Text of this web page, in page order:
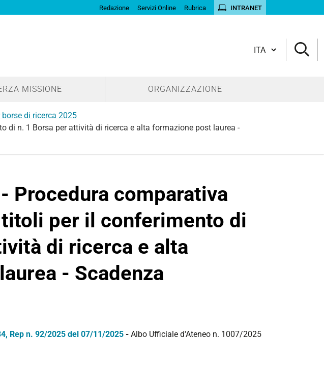
Redazione Servizi Online Rubrica INTRANET
Cambia lingua
MISSIONE ORGANIZZAZIONE
borse di ricerca 2025
di n. 1 Borsa per attività di ricerca e alta formazione post laurea -
Procedura comparativa
per il conferimento di
di ricerca e alta
- Scadenza
Rep n. 92/2025 del 07/11/2025 - Albo Ufficiale d'Ateneo n. 1007/2025